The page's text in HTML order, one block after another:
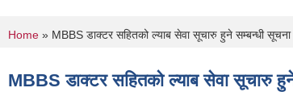
You are here
Home » MBBS डाक्टर सहितको ल्याब सेवा सूचारु हुने सम्बन्धी
MBBS डाक्टर सहितको ल्याब सेवा सूचारु